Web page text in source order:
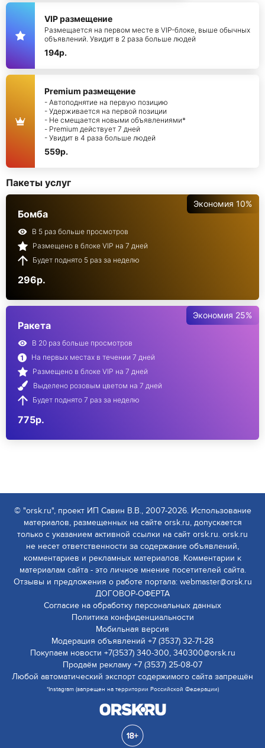
VIP размещение
Размещается на первом месте в VIP-блоке, выше обычных
объявлений. Увидит в 2 раза больше людей
194р.
Premium размещение
- Автоподнятие на первую позицию
- Удерживается на первой позиции
- Не смещается новыми объявлениями*
- Premium действует 7 дней
- Увидит в 4 раза больше людей
559р.
Пакеты услуг
Экономия 10%
Бомба
В 5 раз больше просмотров
Размещено в блоке VIP на 7 дней
Будет поднято 5 раз за неделю
296р.
Экономия 25%
Ракета
В 20 раз больше просмотров
На первых местах в течении 7 дней
Размещено в блоке VIP на 7 дней
Выделено розовым цветом на 7 дней
Будет поднято 7 раз за неделю
775р.
© "orsk.ru", проект ИП Савин В.В., 2007-2026. Использование
материалов, размещенных на сайте orsk.ru, допускается
только с указанием активной ссылки на сайт orsk.ru. orsk.ru
не несет ответственности за содержание объявлений,
комментариев и рекламных материалов. Комментарии к
материалам сайта - это личное мнение посетителей сайта.
Отзывы и предложения о работе портала: webmaster@orsk.ru
ДОГОВОР-ОФЕРТА
Согласие на обработку персональных данных
Политика конфиденциальности
Мобильная версия
Модерация объявлений +7 (3537) 32-71-28
Покупаем новости +7(3537) 340-300, 340300@orsk.ru
Продаём рекламу +7 (3537) 25-08-07
Любой автоматический экспорт содержимого сайта запрещён
*Instagram (запрещен на территории Российской Федерации)